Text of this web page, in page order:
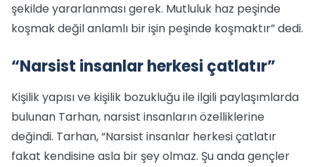
şekilde yararlanması gerek. Mutluluk haz peşinde
koşmak değil anlamlı bir işin peşinde koşmaktır” dedi.
“Narsist insanlar herkesi çatlatır”
Kişilik yapısı ve kişilik bozukluğu ile ilgili paylaşımlarda
bulunan Tarhan, narsist insanların özelliklerine
değindi. Tarhan, “Narsist insanlar herkesi çatlatır
fakat kendisine asla bir şey olmaz. Şu anda gençler